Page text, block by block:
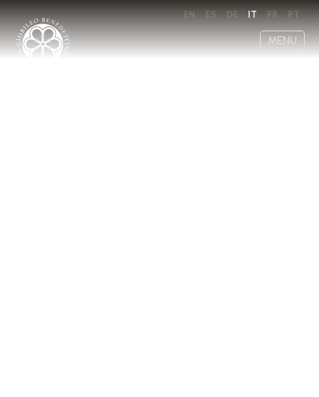
EN ES DE IT FR PT
MENU